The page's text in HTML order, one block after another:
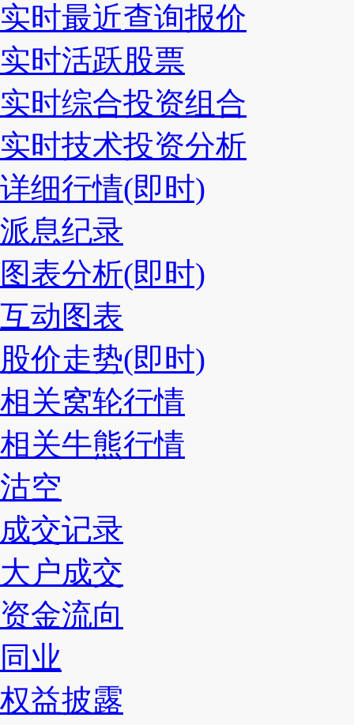
实时最近查询报价
实时活跃股票
实时综合投资组合
实时技术投资分析
详细行情(即时)
派息纪录
图表分析(即时)
互动图表
股价走势(即时)
相关窝轮行情
相关牛熊行情
沽空
成交记录
大户成交
资金流向
同业
权益披露